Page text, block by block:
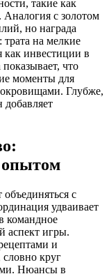
такие как
с золотом
но награда
на мелкие
как инвестиции в
что
моменты для
Глубже,
добавляет
опытом
с
удваивает
командное
аспект игры.
и
круг
Нюансы в